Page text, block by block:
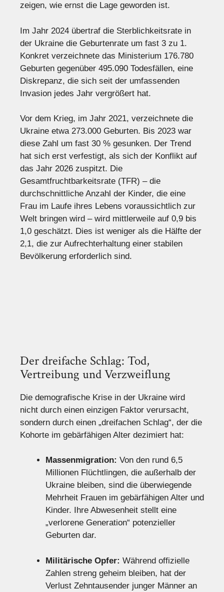
zeigen, wie ernst die Lage geworden ist.
Im Jahr 2024 übertraf die Sterblichkeitsrate in
der Ukraine die Geburtenrate um fast 3 zu 1.
Konkret verzeichnete das Ministerium 176.780
Geburten gegenüber 495.090 Todesfällen, eine
Diskrepanz, die sich seit der umfassenden
Invasion jedes Jahr vergrößert hat.
Vor dem Krieg, im Jahr 2021, verzeichnete die
Ukraine etwa 273.000 Geburten. Bis 2023 war
diese Zahl um fast 30 % gesunken. Der Trend
hat sich erst verfestigt, als sich der Konflikt auf
das Jahr 2026 zuspitzt. Die
Gesamtfruchtbarkeitsrate (TFR) – die
durchschnittliche Anzahl der Kinder, die eine
Frau im Laufe ihres Lebens voraussichtlich zur
Welt bringen wird – wird mittlerweile auf 0,9 bis
1,0 geschätzt. Dies ist weniger als die Hälfte der
2,1, die zur Aufrechterhaltung einer stabilen
Bevölkerung erforderlich sind.
Der dreifache Schlag: Tod,
Vertreibung und Verzweiflung
Die demografische Krise in der Ukraine wird
nicht durch einen einzigen Faktor verursacht,
sondern durch einen „dreifachen Schlag“, der die
Kohorte im gebärfähigen Alter dezimiert hat:
Massenmigration: Von den rund 6,5
Millionen Flüchtlingen, die außerhalb der
Ukraine bleiben, sind die überwiegende
Mehrheit Frauen im gebärfähigen Alter und
Kinder. Ihre Abwesenheit stellt eine
„verlorene Generation“ potenzieller
Geburten dar.
Militärische Opfer: Während offizielle
Zahlen streng geheim bleiben, hat der
Verlust Zehntausender junger Männer an